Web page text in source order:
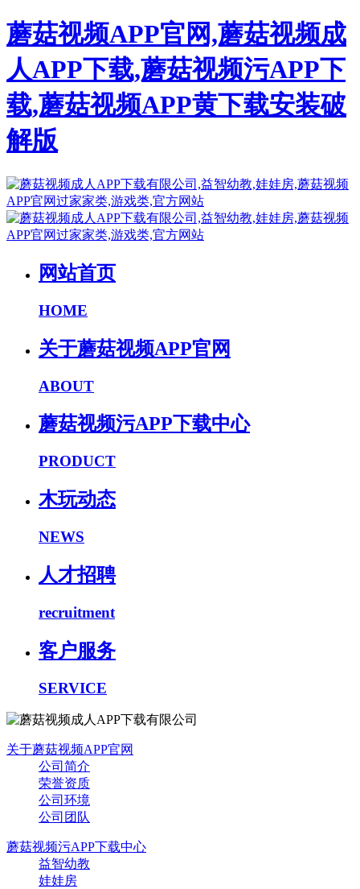
蘑菇视频APP官网,蘑菇视频成
人APP下载,蘑菇视频污APP下
载,蘑菇视频APP黄下载安装破
解版
网站首页
HOME
关于蘑菇视频APP官网
ABOUT
蘑菇视频污APP下载中心
PRODUCT
木玩动态
NEWS
人才招聘
recruitment
客户服务
SERVICE
关于蘑菇视频APP官网
公司简介
荣誉资质
公司环境
公司团队
蘑菇视频污APP下载中心
益智幼教
娃娃房